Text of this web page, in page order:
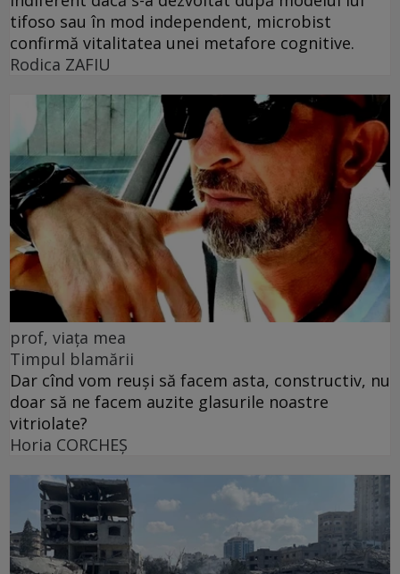
tifoso sau în mod independent, microbist
confirmă vitalitatea unei metafore cognitive.
Rodica ZAFIU
prof, viața mea
Timpul blamării
Dar cînd vom reuși să facem asta, constructiv, nu
doar să ne facem auzite glasurile noastre
vitriolate?
Horia CORCHEŞ